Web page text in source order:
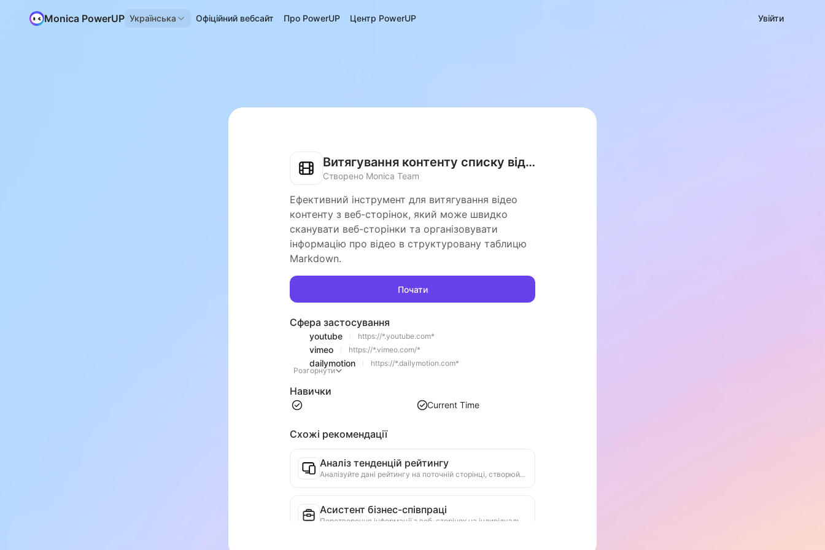
Monica PowerUP Українська Офіційний вебсайт Про PowerUP Центр PowerUP Увійти
Витягування контенту списку відео
Створено Monica Team
Ефективний інструмент для витягування відео
контенту з веб-сторінок, який може швидко
сканувати веб-сторінки та організовувати
інформацію про відео в структуровану таблицю
Markdown.
Почати
Сфера застосування
youtube https://*.youtube.com*
vimeo https://*.vimeo.com/*
dailymotion
https://*.dailymotion.com*
Розгорнути
Навички
Current Time
Схожі рекомендації
Аналіз тенденцій рейтингу
Аналізуйте дані рейтингу на поточній сторінці, створюйте звіти про тенденції. Визначайте популярні категорії, швидко зростаючі типи продуктів та нові технології. Надавайте миттєві ринкові інсайти, щоб допомогти вам зрозуміти останні тенденції продуктів та ринкові рухи.
Асистент бізнес-співпраці